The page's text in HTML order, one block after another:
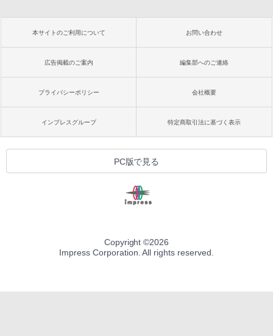
本サイトのご利用について お問い合わせ
広告掲載のご案内 編集部へのご連絡
プライバシーポリシー 会社概要
インプレスグループ 特定商取引法に基づく表示
PC版で見る
Copyright ©2026
Impress Corporation. All rights reserved.